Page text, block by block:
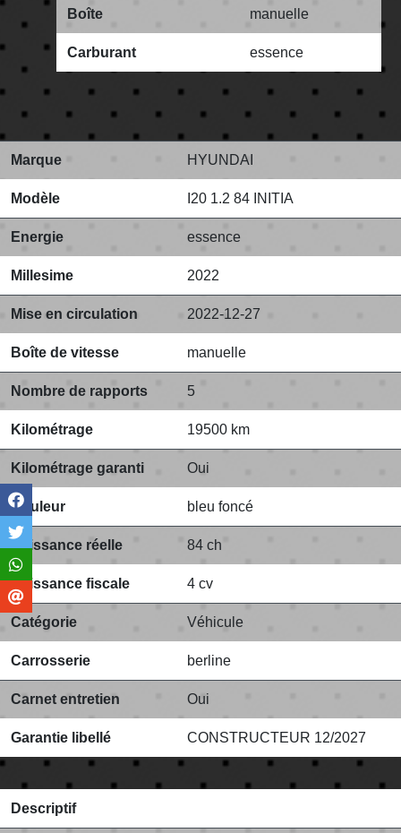
Boîte manuelle
Carburant essence
Marque HYUNDAI
Modèle I20 1.2 84 INITIA
Energie essence
Millesime 2022
Mise en circulation 2022-12-27
Boîte de vitesse manuelle
Nombre de rapports 5
Kilométrage 19500 km
Kilométrage garanti Oui
Couleur bleu foncé
Puissance réelle 84 ch
Puissance fiscale 4 cv
Catégorie Véhicule
Carrosserie berline
Carnet entretien Oui
Garantie libellé CONSTRUCTEUR 12/2027
Descriptif